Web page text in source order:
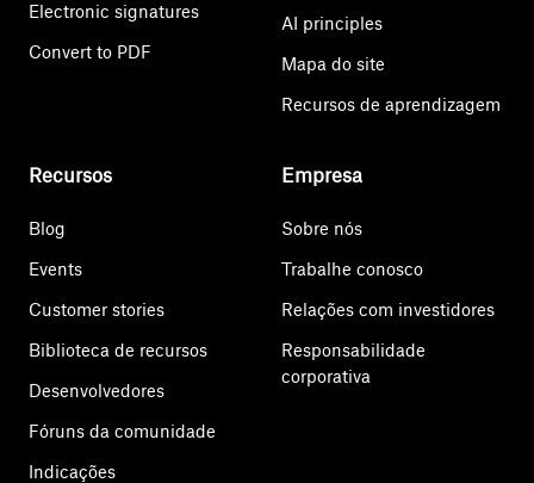
Electronic signatures
Convert to PDF
AI principles
Mapa do site
Recursos de aprendizagem
Recursos
Blog
Events
Customer stories
Biblioteca de recursos
Desenvolvedores
Fóruns da comunidade
Indicações
Empresa
Sobre nós
Trabalhe conosco
Relações com investidores
Responsabilidade
corporativa